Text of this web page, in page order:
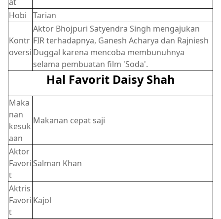
Hobi
Tarian
Kontr
oversi
Aktor Bhojpuri Satyendra Singh mengajukan
FIR terhadapnya, Ganesh Acharya dan Rajniesh
Duggal karena mencoba membunuhnya
selama pembuatan film 'Soda'.
Hal Favorit Daisy Shah
Maka
nan
kesuk
aan
Makanan cepat saji
Aktor
Favori
t
Salman Khan
Aktris
Favori
t
Kajol